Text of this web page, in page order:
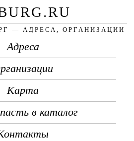
— АДРЕСА, ОРГАНИЗАЦИИ
Адреса
Карта
в каталог